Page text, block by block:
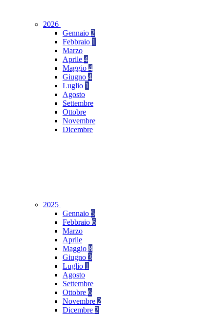
2026
Gennaio 2
Febbraio 1
Marzo
Aprile 4
Maggio 4
Giugno 4
Luglio 1
Agosto
Settembre
Ottobre
Novembre
Dicembre
2025
Gennaio 5
Febbraio 6
Marzo
Aprile
Maggio 8
Giugno 3
Luglio 1
Agosto
Settembre
Ottobre 6
Novembre 2
Dicembre 2